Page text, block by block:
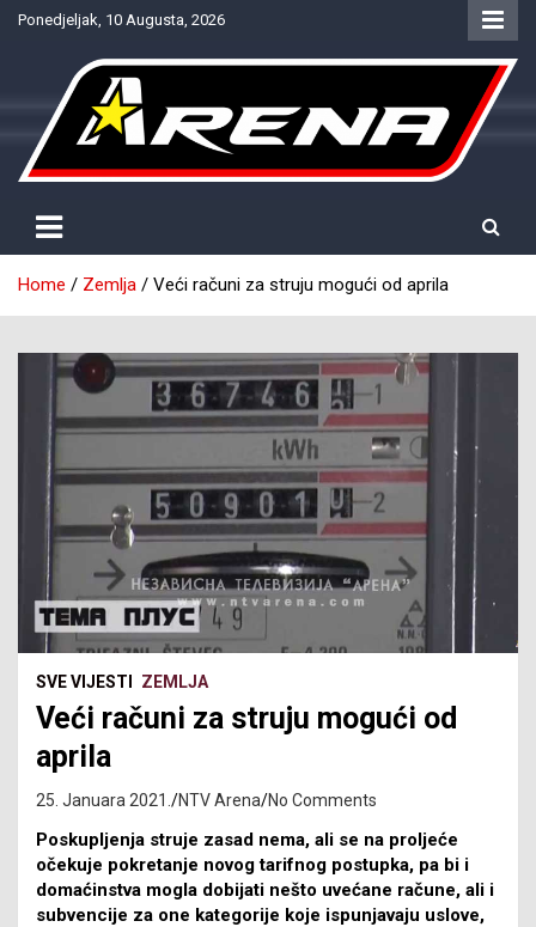
SkipPonedjeljak, 10 Augusta, 2026
NTV Arena
Home Zemlja Veći računi za struju mogući od aprila
SVE VIJESTI ZEMLJA
Veći računi za struju mogući od
aprila
25. Januara 2021. NTV Arena No Comments
Poskupljenja struje zasad nema, ali se na proljeće
očekuje pokretanje novog tarifnog postupka, pa bi i
domaćinstva mogla dobijati nešto uvećane račune, ali i
subvencije za one kategorije koje ispunjavaju uslove,